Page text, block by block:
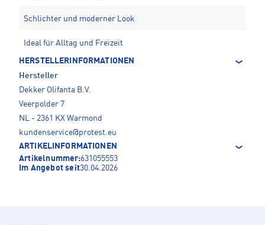
Schlichter und moderner Look
Ideal für Alltag und Freizeit
HERSTELLERINFORMATIONEN
Hersteller
Dekker Olifanta B.V.
Veerpolder 7
NL - 2361 KX Warmond
kundenservice@protest.eu
ARTIKELINFORMATIONEN
Artikelnummer:631055553
Im Angebot seit30.04.2026